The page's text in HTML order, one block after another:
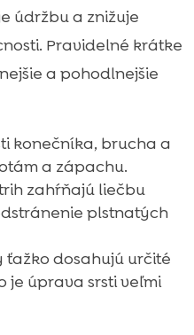
údržbu a znižuje
Pravidelné krátke
a pohodlnejšie
konečníka, brucha a
a zápachu.
zahŕňajú liečbu
plstnatých
ťažko dosahujú určité
je úprava srsti veľmi